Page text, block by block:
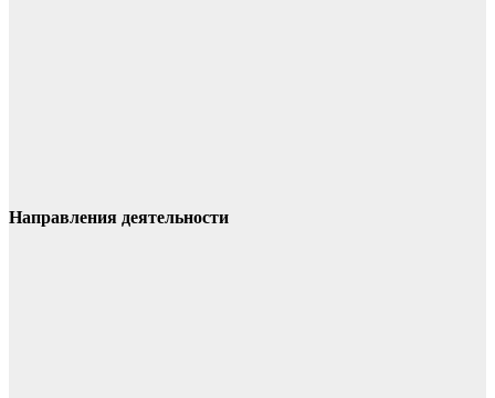
Направления деятельности